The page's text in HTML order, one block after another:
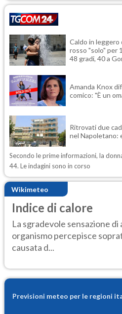
Caldo in leggero
rosso "solo" per
48 gradi, 40 a
Amanda Knox
comico: "È un
Ritrovati due
nel Napoletano:
Secondo le prime informazioni, la
44. Le indagini sono in corso
Wikimeteo
Indice di calore
La sgradevole sensazione
organismo percepisce
causata d...
Previsioni meteo per le regioni